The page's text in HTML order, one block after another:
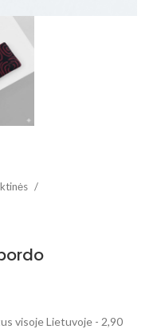
visoje Lietuvoje - 2,90